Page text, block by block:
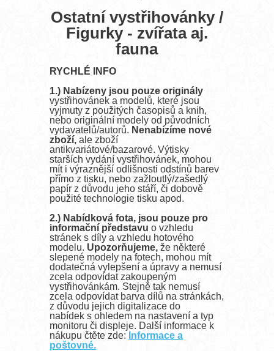
Ostatní vystřihovánky /
Figurky - zvířata aj.
fauna
RYCHLÉ INFO
1.) Nabízeny jsou pouze originály
vystřihovánek a modelů, které jsou
vyjmuty z použitých časopisů a knih,
nebo originální modely od původních
vydavatelů/autorů. Nenabízíme nové
zboží, ale zboží
antikvariátové/bazarové. Výtisky
starších vydání vystřihovánek, mohou
mít i výraznější odlišnosti odstínů barev
přímo z tisku, nebo zažloutlý/zašedlý
papír z důvodu jeho stáří, či dobově
použité technologie tisku apod.
2.) Nabídková fota, jsou pouze pro
informační představu o vzhledu
stránek s díly a vzhledu hotového
modelu. Upozorňujeme, že některé
slepené modely na fotech, mohou mít
dodatečná vylepšení a úpravy a nemusí
zcela odpovídat zakoupeným
vystřihovánkám. Stejně tak nemusí
zcela odpovídat barva dílů na stránkách,
z důvodu jejich digitalizace do
nabídek s ohledem na nastavení a typ
monitoru či displeje. Další informace k
nákupu čtěte zde: Informace a
poštovné.